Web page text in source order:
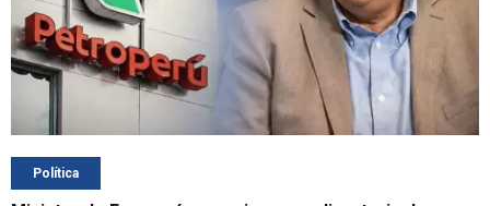
Política